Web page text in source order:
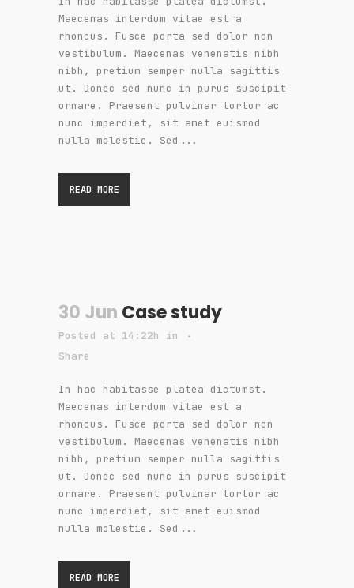
Maecenas interdum vitae est a
rhoncus. Fusce porta sed dolor non
vestibulum. Maecenas venenatis nibh
nibh, pretium semper nulla sagittis
ut. Donec sed nunc in purus suscipit
ornare. Praesent pulvinar tortor ac
nunc imperdiet, sit amet euismod
nulla molestie. Sed...
READ MORE
30 Jun Case study
Posted at 14:22h
in
Share
In hac habitasse platea dictumst.
Maecenas interdum vitae est a
rhoncus. Fusce porta sed dolor non
vestibulum. Maecenas venenatis nibh
nibh, pretium semper nulla sagittis
ut. Donec sed nunc in purus suscipit
ornare. Praesent pulvinar tortor ac
nunc imperdiet, sit amet euismod
nulla molestie. Sed...
READ MORE